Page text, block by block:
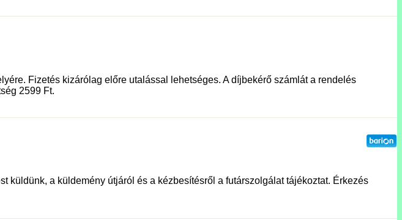
Fizetés kizárólag előre utalással lehetséges. A díjbekérő számlát a rendelés
2599 Ft.
küldünk, a küldemény útjáról és a kézbesítésről a futárszolgálat tájékoztat. Érkezés